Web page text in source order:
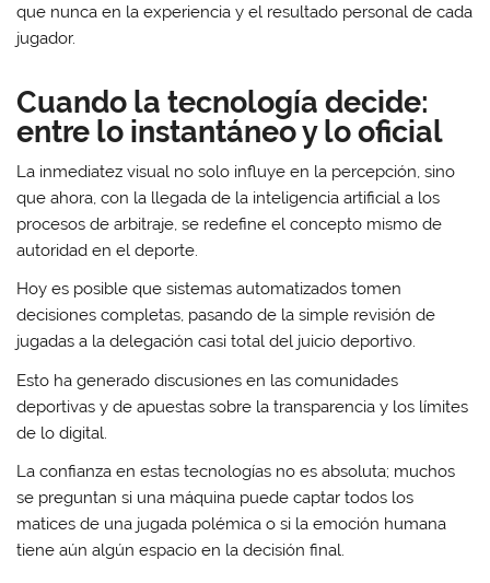
que nunca en la experiencia y el resultado personal de cada
jugador.
Cuando la tecnología decide:
entre lo instantáneo y lo oficial
La inmediatez visual no solo influye en la percepción, sino
que ahora, con la llegada de la inteligencia artificial a los
procesos de arbitraje, se redefine el concepto mismo de
autoridad en el deporte.
Hoy es posible que sistemas automatizados tomen
decisiones completas, pasando de la simple revisión de
jugadas a la delegación casi total del juicio deportivo.
Esto ha generado discusiones en las comunidades
deportivas y de apuestas sobre la transparencia y los límites
de lo digital.
La confianza en estas tecnologías no es absoluta; muchos
se preguntan si una máquina puede captar todos los
matices de una jugada polémica o si la emoción humana
tiene aún algún espacio en la decisión final.